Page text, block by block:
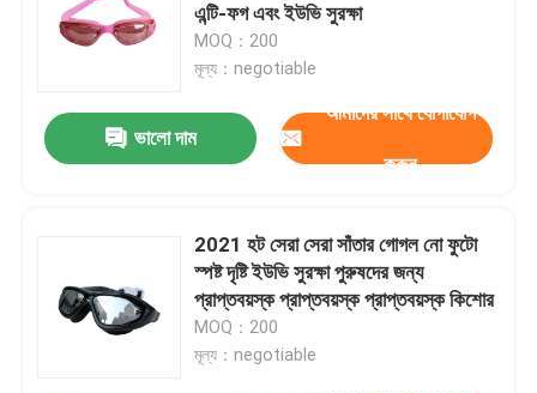
এন্টি-ফগ এবং ইউভি সুরক্ষা
MOQ：200
মূল্য：negotiable
ভালো দাম
আমাদের সাথে যোগাযোগ
করুন
2021 হট সেরা সেরা সাঁতার গোগল নো ফুটো
স্পষ্ট দৃষ্টি ইউভি সুরক্ষা পুরুষদের জন্য
প্রাপ্তবয়স্ক প্রাপ্তবয়স্ক প্রাপ্তবয়স্ক কিশোর
MOQ：200
মূল্য：negotiable